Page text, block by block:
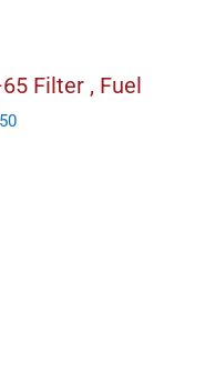
Filter , Fuel